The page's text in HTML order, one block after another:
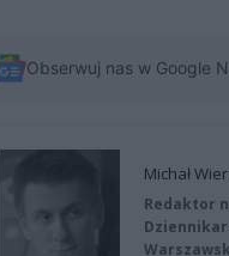
Obserwuj nas w Google
Michał
Redaktor